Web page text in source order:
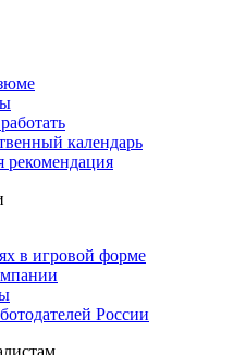
календарь
рекомендация
в игровой форме
России